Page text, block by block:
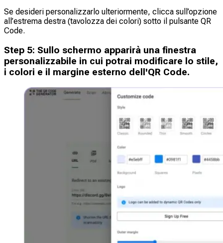
Se desideri personalizzarlo ulteriormente, clicca sull’opzione
all’estrema destra (tavolozza dei colori) sotto il pulsante QR
Code.
Step 5: Sullo schermo apparirà una finestra
personalizzabile in cui potrai modificare lo stile,
i colori e il margine esterno dell'QR Code.